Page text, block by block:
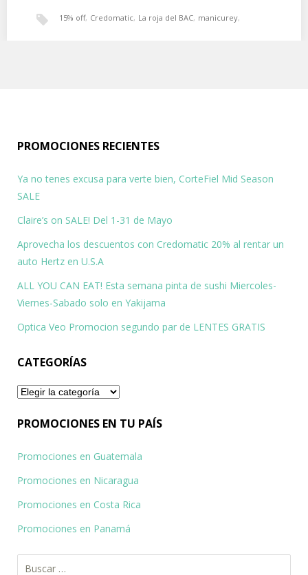
15% off, Credomatic, La roja del BAC, manicurey,
PROMOCIONES RECIENTES
Ya no tenes excusa para verte bien, CorteFiel Mid Season
SALE
Claire’s on SALE! Del 1-31 de Mayo
Aprovecha los descuentos con Credomatic 20% al rentar un
auto Hertz en U.S.A
ALL YOU CAN EAT! Esta semana pinta de sushi Miercoles-
Viernes-Sabado solo en Yakijama
Optica Veo Promocion segundo par de LENTES GRATIS
CATEGORÍAS
Categorías
PROMOCIONES EN TU PAÍS
Promociones en Guatemala
Promociones en Nicaragua
Promociones en Costa Rica
Promociones en Panamá
Buscar: